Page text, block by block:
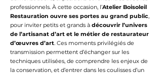
professionnels. À cette occasion, l’Atelier Boisoleil
Restauration ouvre ses portes au grand public,
pour inviter petits et grands à découvrir l’univers
de l’artisanat d’art et le métier de restaurateur
d’œuvres d’art. Ces moments privilégiés de
transmission permettent d’échanger sur les
techniques utilisées, de comprendre les enjeux de
la conservation, et d’entrer dans les coulisses d’un